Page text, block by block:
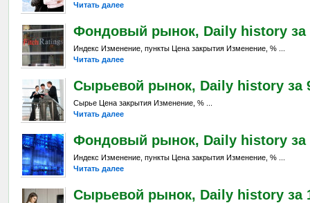
Читать далее
Фондовый рынок, Daily history за
Индекс Изменение, пункты Цена закрытия Изменение, % ...
Читать далее
Сырьевой рынок, Daily history за
Сырье Цена закрытия Изменение, % ...
Читать далее
Фондовый рынок, Daily history за
Индекс Изменение, пункты Цена закрытия Изменение, % ...
Читать далее
Сырьевой рынок, Daily history за